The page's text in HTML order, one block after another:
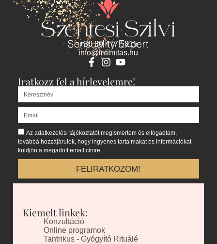
+36 30 477 5815
info@intimitas.hu
Iratkozz fel a hírlevelemre!
Az adatkezelési tájékoztatót megismertem és elfogadtam,
továbbá hozzájárulok, hogy ingyenes tartalmakat és információkat
küldjön a megadott email címre.
FELIRATKOZOM!
Kiemelt linkek:
Konzultáció
Online programok
Tantrikus - Gyógyító Rituálé